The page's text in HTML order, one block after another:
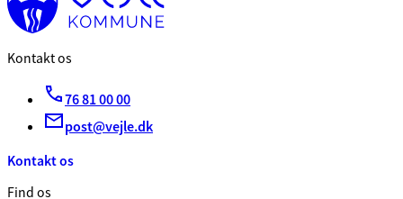
Kontakt os
76 81 00 00
post@vejle.dk
Kontakt os
Find os